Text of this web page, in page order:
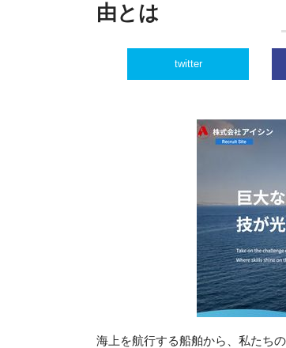
由とは
twitter
海上を航行する船舶から、私たち